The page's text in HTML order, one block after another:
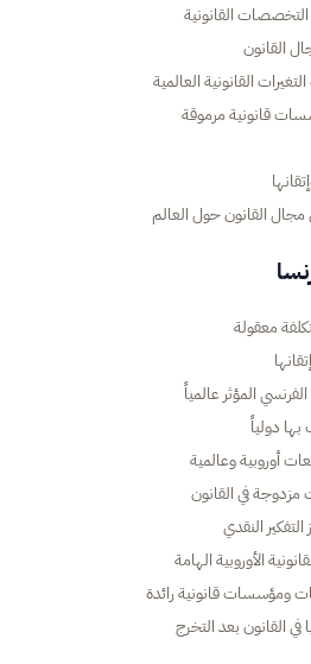
القانونية
القانون
القانونية العالمية
قانونية مرموقة
القانون حول العالم
معقولة
المؤثر عالمياً
دولياً
أوروبية وعالمية
في القانون
النقدي
الأوروبية الهامة
ومؤسسات قانونية رائدة
في القانون بعد التخرج